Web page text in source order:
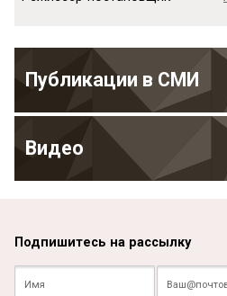
Публикации в СМИ
Видео
Подпишитесь на рассылку